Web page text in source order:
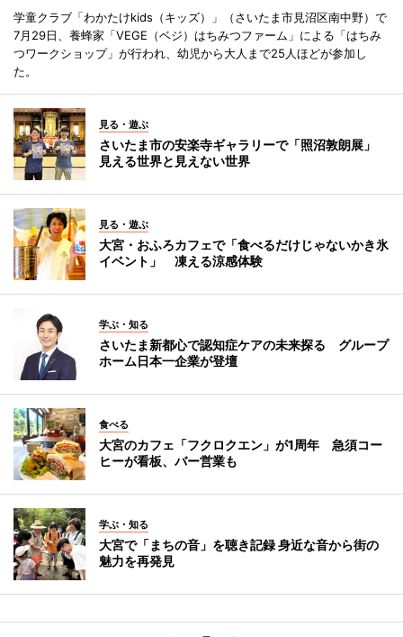
学童クラブ「わかたけkids（キッズ）」（さいたま市見沼区南中野）で
7月29日、養蜂家「VEGE（ベジ）はちみつファーム」による「はちみ
つワークショップ」が行われ、幼児から大人まで25人ほどが参加し
た。
見る・遊ぶ
さいたま市の安楽寺ギャラリーで「照沼敦朗展」
見える世界と見えない世界
見る・遊ぶ
大宮・おふろカフェで「食べるだけじゃないかき氷
イベント」 凍える涼感体験
学ぶ・知る
さいたま新都心で認知症ケアの未来探る グループ
ホーム日本一企業が登壇
食べる
大宮のカフェ「フクロクエン」が1周年 急須コー
ヒーが看板、バー営業も
学ぶ・知る
大宮で「まちの音」を聴き記録 身近な音から街の
魅力を再発見